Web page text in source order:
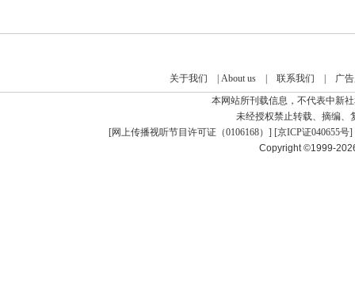
关于我们 About us| 联系我们
广
本网站所刊载信息，不代表中新
未经授权禁止转载、摘编、
[网上传播视听节目许可证（0106168） ] [京ICP证040655号]
Copyright ©1999-